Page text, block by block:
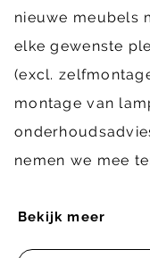
Bekijk meer
nieuwe meubels
elke gewenste
(excl.
montage van
nemen we mee